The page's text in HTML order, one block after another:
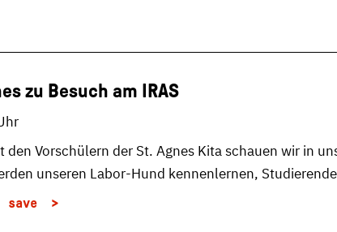
zu Besuch am IRAS
den Vorschülern der St. Agnes Kita schauen wir in
unseren Labor-Hund kennenlernen,
save